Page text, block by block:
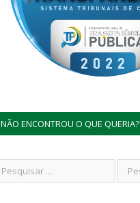
NÃO ENCONTROU O QUE QUERIA?